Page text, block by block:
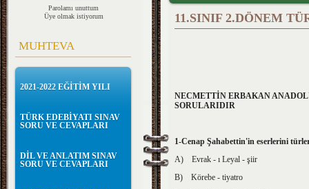
Parolamı unuttum
Üye olmak istiyorum
MUHTEVA
2021-2022 EĞİTİM YILI
TÜRK EDEBİYATI SINAV
SORU VE CEVAPLARI
DİL VE ANLATIM SINAV
SORU VE CEVAPLARI
11.SINIF 2.DÖNEM
NECMETTİN ERBAKAN
SORULARIDIR
1-Cenap Şahabettin'in eserlerini
A) Evrak - ı Leyal - şiir
B) Körebe - tiyatro